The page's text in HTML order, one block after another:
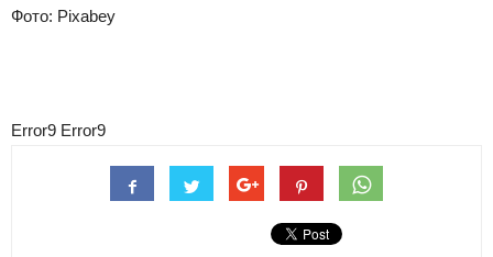
Фото: Pixabey
Error9 Error9